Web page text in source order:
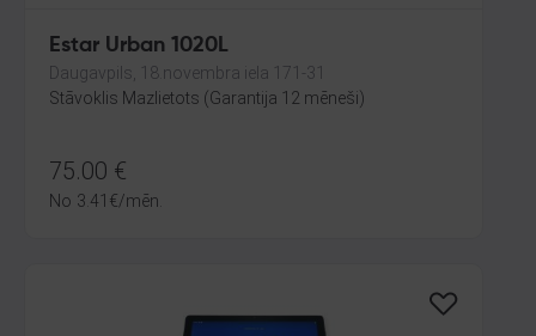
Estar Urban 1020L
Daugavpils, 18.novembra iela 171-31
Stāvoklis Mazlietots (Garantija 12 mēneši)
75.00 €
No 3.41 €/mēn.